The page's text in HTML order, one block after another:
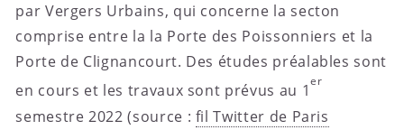
par Vergers Urbains, qui concerne la secton
comprise entre la la Porte des Poissonniers et la
Porte de Clignancourt. Des études préalables sont
en cours et les travaux sont prévus au 1
er
semestre 2022 (source : fil Twitter de Paris